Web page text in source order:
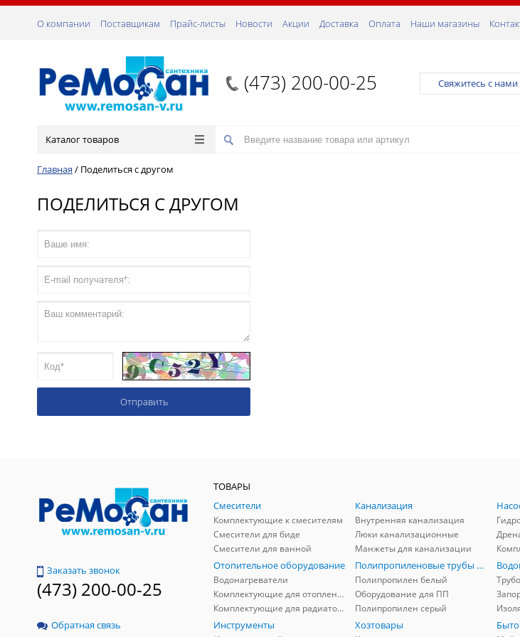
О компании Поставщикам Прайс-листы Новости Акции Доставка Оплата Наши магазины
(473) 200-00-25 Свяжитесь с нами
Каталог товаров
Главная / Поделиться с другом
ПОДЕЛИТЬСЯ С ДРУГОМ
Заказать звонок
(473) 200-00-25
Обратная связь
ТОВАРЫ
Смесители
Комплектующие к смесителям
Смесители для биде
Смесители для ванной
Канализация
Внутренняя канализация
Люки канализационные
Манжеты для канализации
Отопительное оборудование
Водонагреватели
Комплектующие для отопления
Комплектующие для радиаторов
Полипропиленовые трубы и фитинги
Полипропилен белый
Оборудование для ПП
Полипропилен серый
Инструменты Хозтовары